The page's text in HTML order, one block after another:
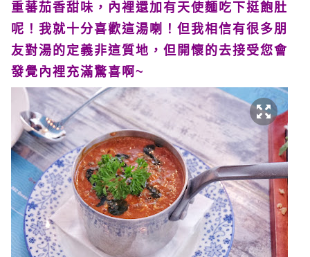
重蕃茄香甜味，內裡還加有天使麵吃下挺飽肚
呢！我就十分喜歡這湯喇！但我相信有很多朋
友對湯的定義非這質地，但開懷的去接受您會
發覺內裡充滿驚喜啊~